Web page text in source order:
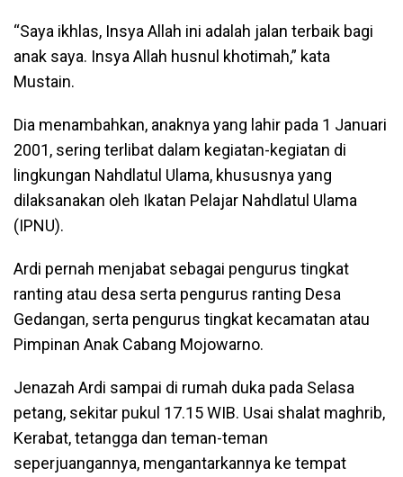
“Saya ikhlas, Insya Allah ini adalah jalan terbaik bagi
anak saya. Insya Allah husnul khotimah,” kata
Mustain.
Dia menambahkan, anaknya yang lahir pada 1 Januari
2001, sering terlibat dalam kegiatan-kegiatan di
lingkungan Nahdlatul Ulama, khususnya yang
dilaksanakan oleh Ikatan Pelajar Nahdlatul Ulama
(IPNU).
Ardi pernah menjabat sebagai pengurus tingkat
ranting atau desa serta pengurus ranting Desa
Gedangan, serta pengurus tingkat kecamatan atau
Pimpinan Anak Cabang Mojowarno.
Jenazah Ardi sampai di rumah duka pada Selasa
petang, sekitar pukul 17.15 WIB. Usai shalat maghrib,
Kerabat, tetangga dan teman-teman
seperjuangannya, mengantarkannya ke tempat